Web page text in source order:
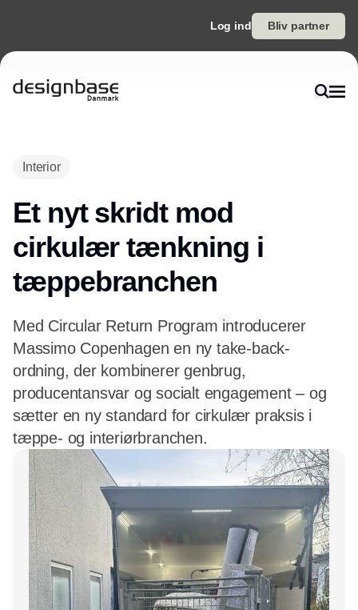
Log ind Bliv partner
Interior
Et nyt skridt mod
cirkulær tænkning i
tæppebranchen
Med Circular Return Program introducerer
Massimo Copenhagen en ny take-back-
ordning, der kombinerer genbrug,
producentansvar og socialt engagement – og
sætter en ny standard for cirkulær praksis i
tæppe- og interiørbranchen.